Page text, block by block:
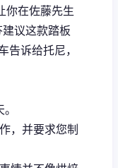
你在佐藤先生
议这款踏板
告诉给托尼，
，并要求您制